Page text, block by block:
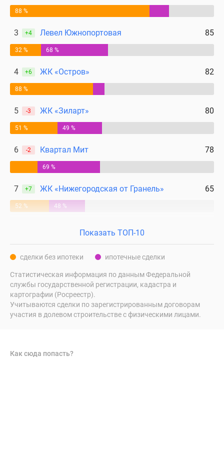
88 %
3 +4 Левел Южнопортовая 85
32 % 68 %
4 +6 ЖК «Остров» 82
88 %
5 -3 ЖК «Зиларт» 80
51 % 49 %
6 -2 Квартал Мит 78
69 %
7 +7 ЖК «Нижегородская от Гранель» 65
52 % 48 %
Показать ТОП-10
сделки без ипотеки ипотечные сделки
Статистическая информация по данным Федеральной
службы государственной регистрации, кадастра и
картографии (Росреестр).
Учитываются сделки по зарегистрированным договорам
участия в долевом строительстве с физическими лицами.
Как сюда попасть?